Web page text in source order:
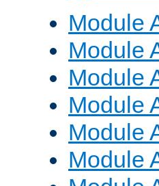
Module
Module
Module
Module
Module
Module